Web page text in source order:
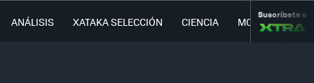
ANÁLISIS XATAKA SELECCIÓN CIENCIA MOVILIDAD
Suscríbete a